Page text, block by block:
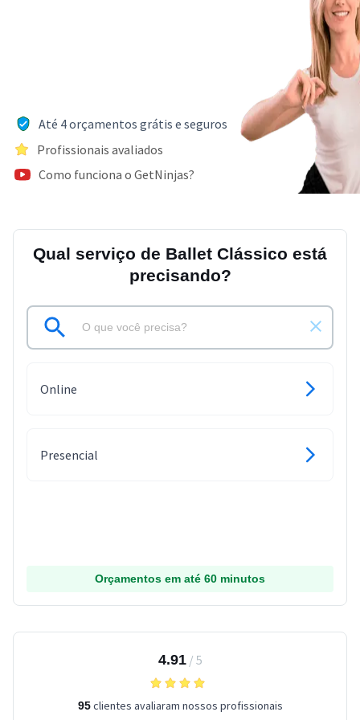
Até 4 orçamentos grátis e seguros
Profissionais avaliados
Como funciona o GetNinjas?
Qual serviço de Ballet Clássico está
precisando?
Online
Presencial
Orçamentos em até 60 minutos
4.91/ 5
95clientes avaliaram nossos profissionais